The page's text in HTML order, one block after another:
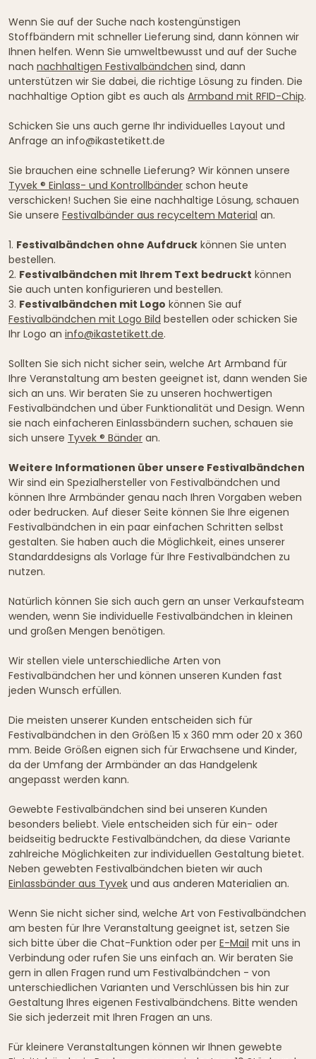
Wenn Sie auf der Suche nach kostengünstigen
Stoffbändern mit schneller Lieferung sind, dann können wir
Ihnen helfen. Wenn Sie umweltbewusst und auf der Suche
nach nachhaltigen Festivalbändchen sind, dann
unterstützen wir Sie dabei, die richtige Lösung zu finden. Die
nachhaltige Option gibt es auch als Armband mit RFID-Chip.
Schicken Sie uns auch gerne Ihr individuelles Layout und
Anfrage an info@ikastetikett.de
Sie brauchen eine schnelle Lieferung? Wir können unsere
Tyvek ® Einlass- und Kontrollbänder schon heute
verschicken! Suchen Sie eine nachhaltige Lösung, schauen
Sie unsere Festivalbänder aus recyceltem Material an.
1. Festivalbändchen ohne Aufdruck können Sie unten
bestellen.
2. Festivalbändchen mit Ihrem Text bedruckt können
Sie auch unten konfigurieren und bestellen.
3. Festivalbändchen mit Logo können Sie auf
Festivalbändchen mit Logo Bild bestellen oder schicken Sie
Ihr Logo an info@ikastetikett.de.
Sollten Sie sich nicht sicher sein, welche Art Armband für
Ihre Veranstaltung am besten geeignet ist, dann wenden Sie
sich an uns. Wir beraten Sie zu unseren hochwertigen
Festivalbändchen und über Funktionalität und Design. Wenn
sie nach einfacheren Einlassbändern suchen, schauen sie
sich unsere Tyvek ® Bänder an.
Weitere Informationen über unsere Festivalbändchen
Wir sind ein Spezialhersteller von Festivalbändchen und
können Ihre Armbänder genau nach Ihren Vorgaben weben
oder bedrucken. Auf dieser Seite können Sie Ihre eigenen
Festivalbändchen in ein paar einfachen Schritten selbst
gestalten. Sie haben auch die Möglichkeit, eines unserer
Standarddesigns als Vorlage für Ihre Festivalbändchen zu
nutzen.
Natürlich können Sie sich auch gern an unser Verkaufsteam
wenden, wenn Sie individuelle Festivalbändchen in kleinen
und großen Mengen benötigen.
Wir stellen viele unterschiedliche Arten von
Festivalbändchen her und können unseren Kunden fast
jeden Wunsch erfüllen.
Die meisten unserer Kunden entscheiden sich für
Festivalbändchen in den Größen 15 x 360 mm oder 20 x 360
mm. Beide Größen eignen sich für Erwachsene und Kinder,
da der Umfang der Armbänder an das Handgelenk
angepasst werden kann.
Gewebte Festivalbändchen sind bei unseren Kunden
besonders beliebt. Viele entscheiden sich für ein- oder
beidseitig bedruckte Festivalbändchen, da diese Variante
zahlreiche Möglichkeiten zur individuellen Gestaltung bietet.
Neben gewebten Festivalbändchen bieten wir auch
Einlassbänder aus Tyvek und aus anderen Materialien an.
Wenn Sie nicht sicher sind, welche Art von Festivalbändchen
am besten für Ihre Veranstaltung geeignet ist, setzen Sie
sich bitte über die Chat-Funktion oder per E-Mail mit uns in
Verbindung oder rufen Sie uns einfach an. Wir beraten Sie
gern in allen Fragen rund um Festivalbändchen - von
unterschiedlichen Varianten und Verschlüssen bis hin zur
Gestaltung Ihres eigenen Festivalbändchens. Bitte wenden
Sie sich jederzeit mit Ihren Fragen an uns.
Für kleinere Veranstaltungen können wir Ihnen gewebte